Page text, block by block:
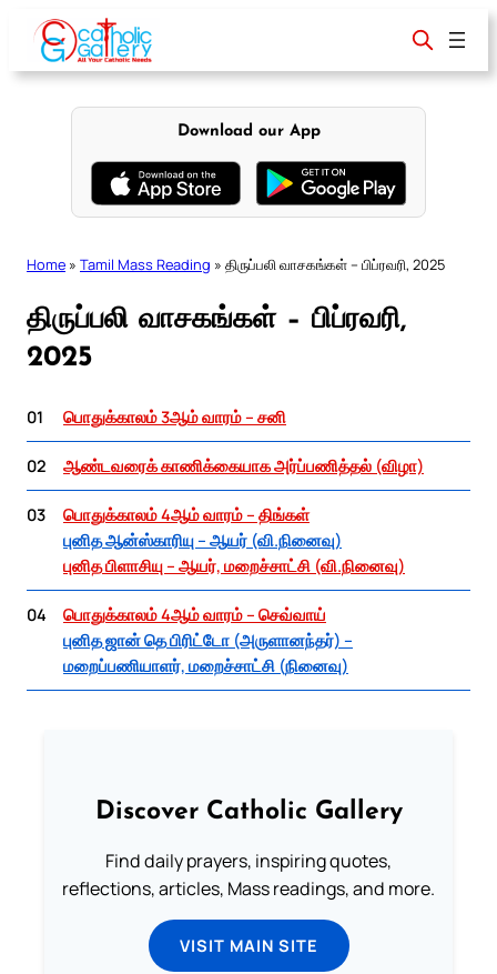
content
Download our App
Home » Tamil Mass Reading » திருப்பலி வாசகங்கள் – பிப்ரவரி, 2025
திருப்பலி வாசகங்கள் – பிப்ரவரி,
2025
01 பொதுக்காலம் 3ஆம் வாரம் – சனி
02 ஆண்டவரைக் காணிக்கையாக அர்ப்பணித்தல் (விழா)
03
பொதுக்காலம் 4ஆம் வாரம் – திங்கள்
புனித ஆன்ஸ்காரியு – ஆயர் (வி.நினைவு)
புனித பிளாசியு – ஆயர், மறைச்சாட்சி (வி.நினைவு)
04
பொதுக்காலம் 4ஆம் வாரம் – செவ்வாய்
புனித ஜான் தெ பிரிட்டோ (அருளானந்தர்) –
மறைப்பணியாளர், மறைச்சாட்சி (நினைவு)
Discover Catholic Gallery
Find daily prayers, inspiring quotes,
reflections, articles, Mass readings, and more.
VISIT MAIN SITE